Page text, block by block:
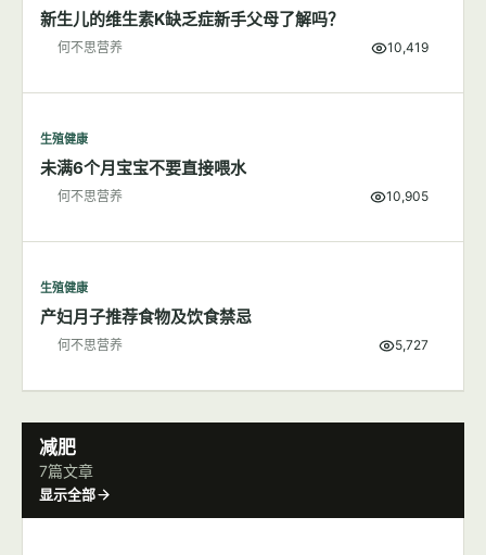
新生儿的维生素K缺乏症新手父母了解吗？
何不思营养 10,419
生殖健康
未满6个月宝宝不要直接喂水
何不思营养 10,905
生殖健康
产妇月子推荐食物及饮食禁忌
何不思营养 5,727
减肥
7篇文章
显示全部